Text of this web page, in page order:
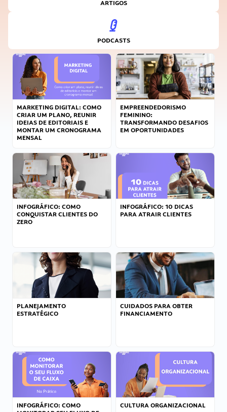
ARTIGOS
PODCASTS
MARKETING DIGITAL: COMO
CRIAR UM PLANO, REUNIR
IDEIAS DE EDITORIAIS E
MONTAR UM CRONOGRAMA
MENSAL
EMPREENDEDORISMO
FEMININO:
TRANSFORMANDO DESAFIOS
EM OPORTUNIDADES
INFOGRÁFICO: COMO
CONQUISTAR CLIENTES DO
ZERO
INFOGRÁFICO: 10 DICAS
PARA ATRAIR CLIENTES
PLANEJAMENTO
ESTRATÉGICO
CUIDADOS PARA OBTER
FINANCIAMENTO
INFOGRÁFICO: COMO
CULTURA ORGANIZACIONAL